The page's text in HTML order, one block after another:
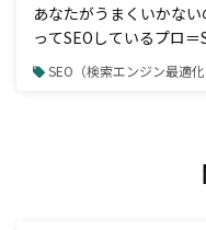
あなたがうまくいかな
ってSEOしているプロ＝
SEO（検索エンジン最適化